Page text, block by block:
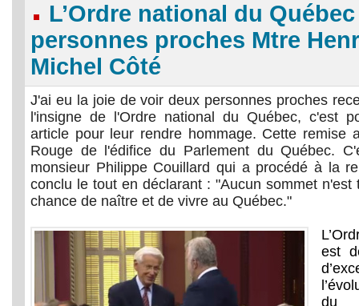
L’Ordre national du
personnes proches Mtre
Michel Côté
J'ai eu la joie de voir deux personnes proches
l'insigne de l'Ordre national du Québec, c'est
article pour leur rendre hommage. Cette remise
Rouge de l'édifice du Parlement du Québec.
monsieur Philippe Couillard qui a procédé à la
conclu le tout en déclarant : "Aucun sommet
chance de naître et de vivre au Québec."
est
du